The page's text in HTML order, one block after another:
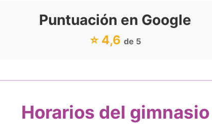
Puntuación en Google
⭐ 4,6 de 5
Horarios del gimnasio